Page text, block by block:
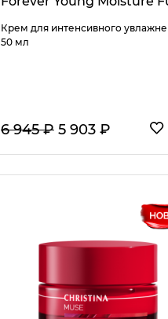
Крем для интенсивного
50 мл
6 945 ₽ 5 903 ₽